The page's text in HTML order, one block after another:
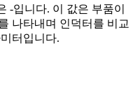
-입니다. 이 값은 부품이
나타내며 인덕터를 비교
터입니다.